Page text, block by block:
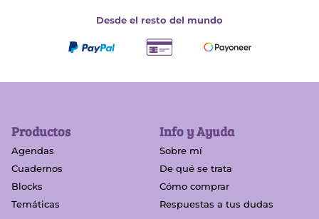
Desde el resto del mundo
Productos
Agendas
Cuadernos
Blocks
Temáticas
Info y Ayuda
Sobre mí
De qué se trata
Cómo comprar
Respuestas a tus dudas